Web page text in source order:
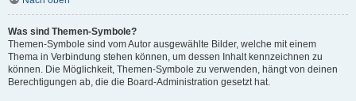
Was sind Themen-Symbole?
Themen-Symbole sind vom Autor ausgewählte Bilder, welche mit einem
Thema in Verbindung stehen können, um dessen Inhalt kennzeichnen zu
können. Die Möglichkeit, Themen-Symbole zu verwenden, hängt von deinen
Berechtigungen ab, die die Board-Administration gesetzt hat.